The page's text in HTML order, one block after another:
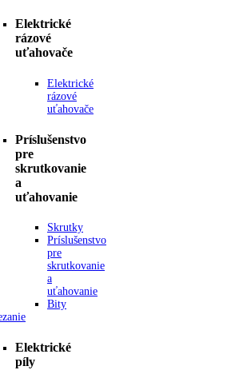
Elektrické
rázové
uťahovače
Elektrické
rázové
uťahovače
Príslušenstvo
pre
skrutkovanie
a
uťahovanie
Skrutky
Príslušenstvo
pre
skrutkovanie
a
uťahovanie
Bity
Elektrické
píly